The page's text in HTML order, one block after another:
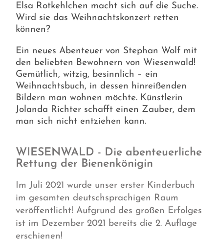
Elsa Rotkehlchen macht sich auf die Suche.
Wird sie das Weihnachtskonzert retten
können?
Ein neues Abenteuer von Stephan Wolf mit
den beliebten Bewohnern von Wiesenwald!
Gemütlich, witzig, besinnlich – ein
Weihnachtsbuch, in dessen hinreißenden
Bildern man wohnen möchte. Künstlerin
Jolanda Richter schafft einen Zauber, dem
man sich nicht entziehen kann.
WIESENWALD - Die abenteuerliche
Rettung der Bienenkönigin
Im Juli 2021 wurde unser erster Kinderbuch
im gesamten deutschsprachigen Raum
veröffentlicht! Aufgrund des großen Erfolges
ist im Dezember 2021 bereits die 2. Auflage
erschienen!